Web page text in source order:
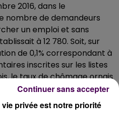
2016, dans le
nombre de demandeurs
un emploi et sans
à 12 780. Soit, sur
de 0,1% correspondant à
inscrites sur les listes
le taux de chômage ornais
sur un an, la tendance
A l’échelle de l’ensemble
privée est notre priorité
Continuer sans accepter